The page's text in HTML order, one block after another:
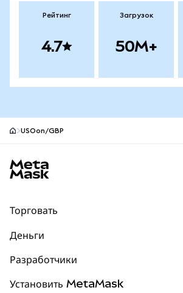
Рейтинг
4.7
Загрузок
50M+
USOon/GBP
Торговать
Прогнозы
Перпы НОВИНКА
Деньги
Разработчики
Установить MetaMask